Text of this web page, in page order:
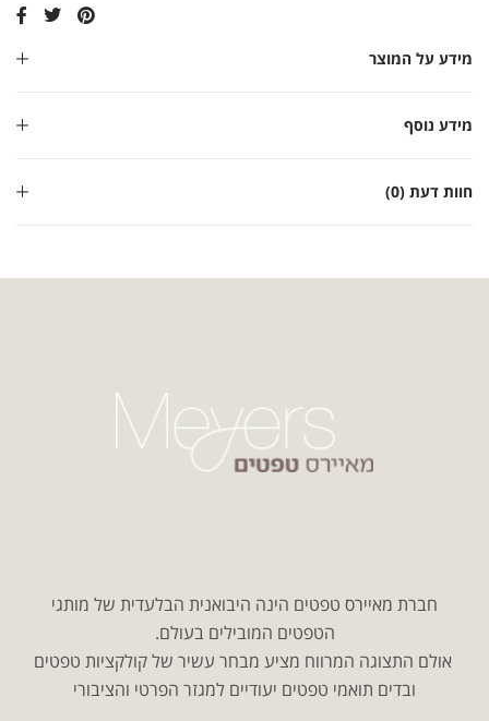
מידע על המוצר
מידע נוסף
חוות דעת (0)
חברת מאיירס טפטים הינה היבואנית הבלעדית של מותגי
הטפטים המובילים בעולם.
אולם התצוגה המרווח מציע מבחר עשיר של קולקציות טפטים
ובדים תואמי טפטים יעודיים למגזר הפרטי והציבורי